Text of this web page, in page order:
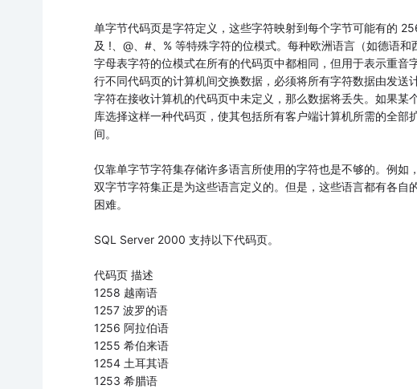
单字节代码页是字符定义，这些字符映射到每个字节可能有的
及 !、@、#、% 等特殊字符的位模式。每种欧洲语言（如德语
字母表字符的位模式在所有的代码页中都相同，但用于表示重
行不同代码页的计算机间交换数据，必须将所有字符数据由发
字符在接收计算机的代码页中未定义，那么数据将丢失。如果
库选择这样一种代码页，使其包括所有客户端计算机所需的全
间。
仅靠单字节字符集存储许多语言所使用的字符也是不够的。例如
双字节字符集正是为这些语言定义的。但是，这些语言都有各
困难。
SQL Server 2000 支持以下代码页。
代码页 描述
1258 越南语
1257 波罗的语
1256 阿拉伯语
1255 希伯来语
1254 土耳其语
1253 希腊语